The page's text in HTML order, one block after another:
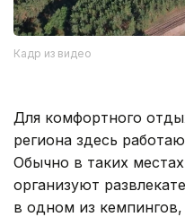
Кадр из видео
Для комфортного
региона здесь
Обычно в таких
организуют
в одном из